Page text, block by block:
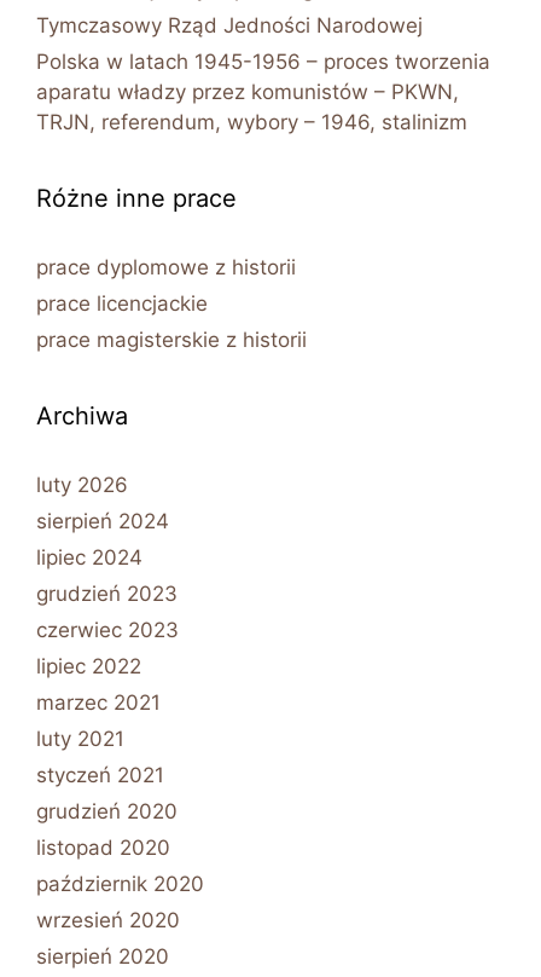
Tymczasowy Rząd Jedności Narodowej
Polska w latach 1945-1956 – proces tworzenia
aparatu władzy przez komunistów – PKWN,
TRJN, referendum, wybory – 1946, stalinizm
Różne inne prace
prace dyplomowe z historii
prace licencjackie
prace magisterskie z historii
Archiwa
luty 2026
sierpień 2024
lipiec 2024
grudzień 2023
czerwiec 2023
lipiec 2022
marzec 2021
luty 2021
styczeń 2021
grudzień 2020
listopad 2020
październik 2020
wrzesień 2020
sierpień 2020